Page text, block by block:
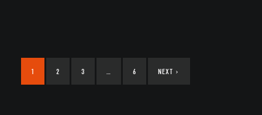
1 2 3 … 6 NEXT ›